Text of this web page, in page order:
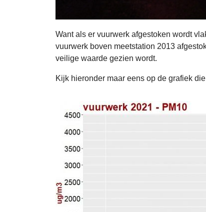
Want als er vuurwerk afgestoken wordt
vuurwerk boven meetstation 2013
veilige waarde gezien wordt.
Kijk hieronder maar eens op de grafiek